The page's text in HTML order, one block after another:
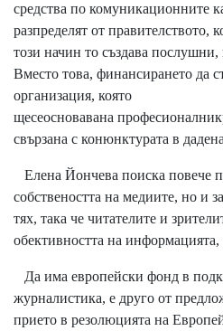
средства по комуникационните
разпределят от правителството,
този начин то създава
Вместо това, финансирането да
организация, която
щесеосновавана
свързана с конюнктурата в
Елена Йончева поиска повече
собствеността на медиите, но и
тях, така че читателите и
обективността на информацията,
Да има европейски фонд в
журналистика, е друго от
прието в резолюцията на